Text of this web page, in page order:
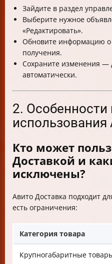
Зайдите в раздел
Выберите нужное
«Редактировать».
Обновите информацию о
получения.
Сохраните изменения —
автоматически.
2. Особенности
Кто может
Доставкой и
исключены?
Авито Доставка подходит
есть ограничения:
Категория товара
Крупногабаритные